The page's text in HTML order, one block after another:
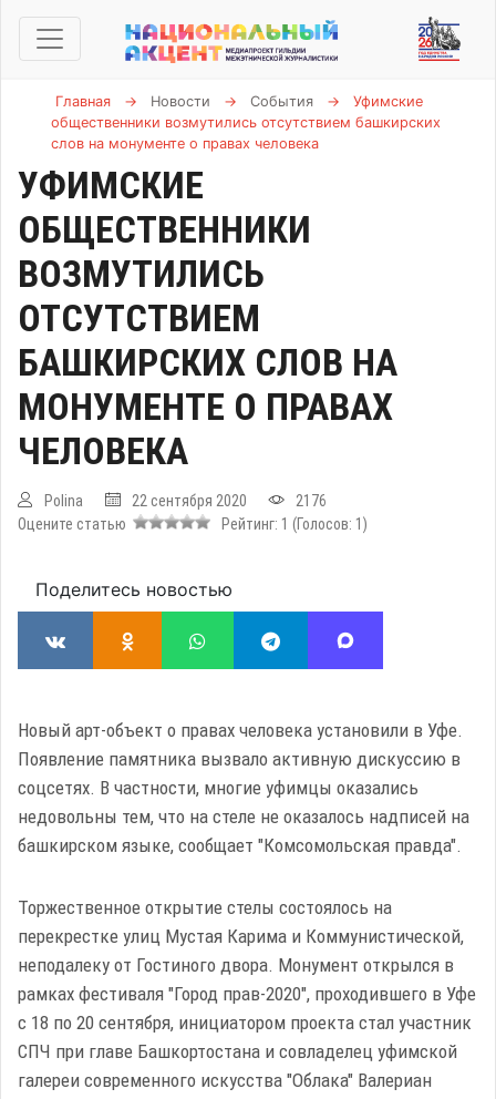
Главная → Новости → События →
Уфимские
общественники возмутились отсутствием башкирских
слов на монументе о правах человека
УФИМСКИЕ
ОБЩЕСТВЕННИКИ
ВОЗМУТИЛИСЬ
ОТСУТСТВИЕМ
БАШКИРСКИХ СЛОВ НА
МОНУМЕНТЕ О ПРАВАХ
ЧЕЛОВЕКА
Polina 22 сентября 2020
2176
Оцените статью
Рейтинг: 1 (Голосов: 1 )
Поделитесь новостью
Новый арт-объект о правах человека установили в Уфе.
Появление памятника вызвало активную дискуссию в
соцсетях. В частности, многие уфимцы оказались
недовольны тем, что на стеле не оказалось надписей на
башкирском языке, сообщает "Комсомольская правда".
Торжественное открытие стелы состоялось на
перекрестке улиц Мустая Карима и Коммунистической,
неподалеку от Гостиного двора. Монумент открылся в
рамках фестиваля "Город прав-2020", проходившего в Уфе
с 18 по 20 сентября, инициатором проекта стал участник
СПЧ при главе Башкортостана и совладелец уфимской
галереи современного искусства "Облака" Валериан